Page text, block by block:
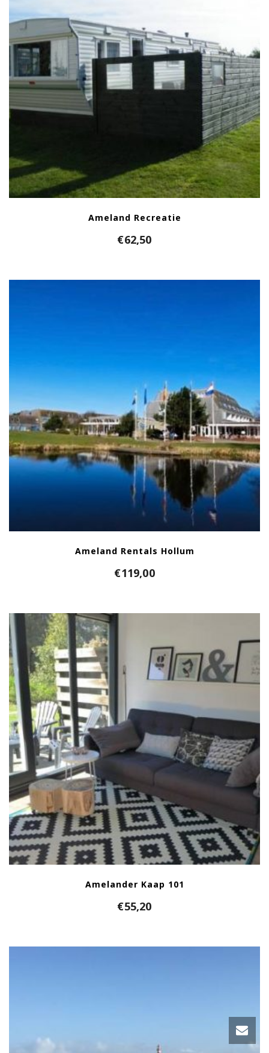
Ameland Recreatie
€62,50
Ameland Rentals Hollum
€119,00
Amelander Kaap 101
€55,20